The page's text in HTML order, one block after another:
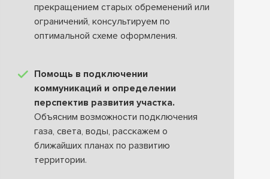
прекращением старых обременений или
ограничений, консультируем по
оптимальной схеме оформления.
Помощь в подключении
коммуникаций и определении
перспектив развития участка.
Объясним возможности подключения
газа, света, воды, расскажем о
ближайших планах по развитию
территории.